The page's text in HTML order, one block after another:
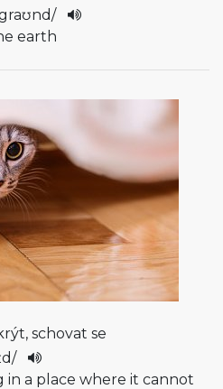
/
earth
schovat se
/
a place where it cannot